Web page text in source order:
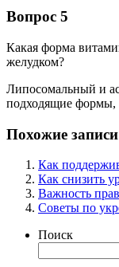
Вопрос 5
Какая форма
желудком?
Липосомальный и
подходящие формы,
Похожие
Как
Как снизить
Важность
Советы по
Поиск